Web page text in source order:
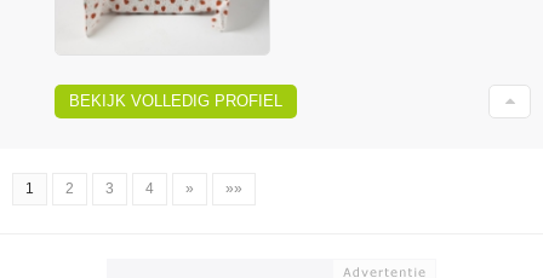
BEKIJK VOLLEDIG PROFIEL
1 2 3 4 » »»